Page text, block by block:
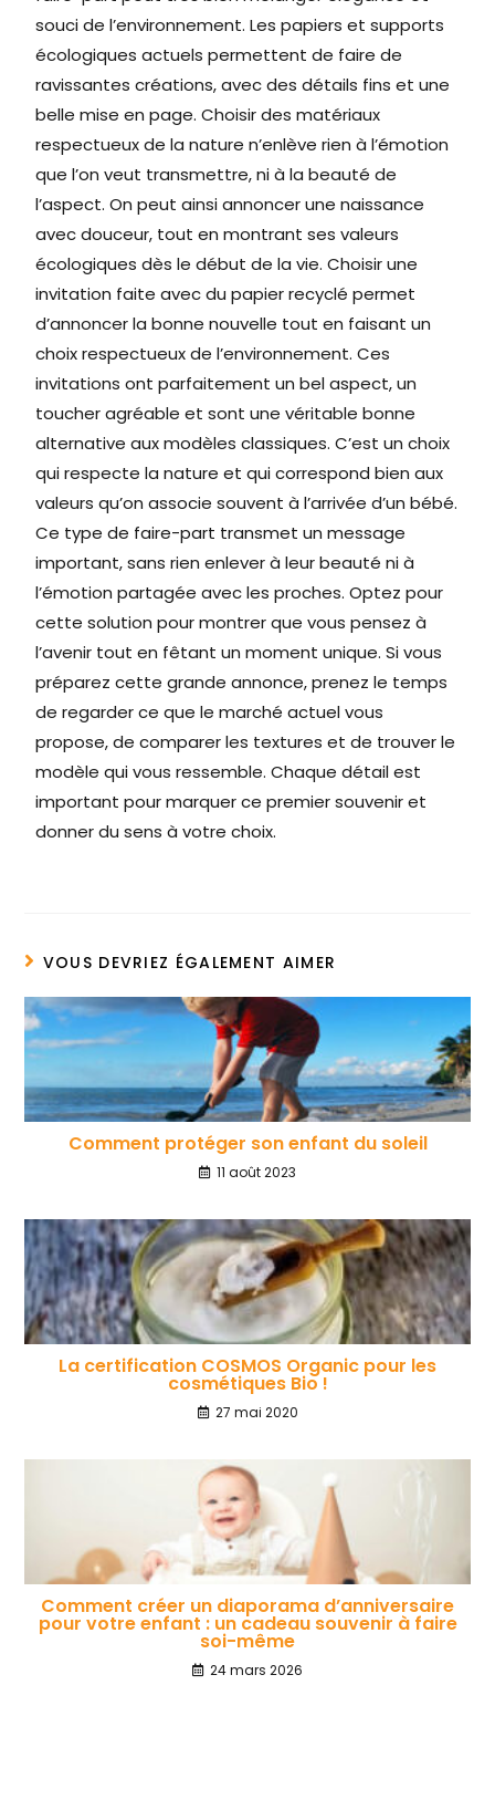
souci de l’environnement. Les papiers et supports
écologiques actuels permettent de faire de
ravissantes créations, avec des détails fins et une
belle mise en page. Choisir des matériaux
respectueux de la nature n’enlève rien à l’émotion
que l’on veut transmettre, ni à la beauté de
l’aspect. On peut ainsi annoncer une naissance
avec douceur, tout en montrant ses valeurs
écologiques dès le début de la vie. Choisir une
invitation faite avec du papier recyclé permet
d’annoncer la bonne nouvelle tout en faisant un
choix respectueux de l’environnement. Ces
invitations ont parfaitement un bel aspect, un
toucher agréable et sont une véritable bonne
alternative aux modèles classiques. C’est un choix
qui respecte la nature et qui correspond bien aux
valeurs qu’on associe souvent à l’arrivée d’un bébé.
Ce type de faire-part transmet un message
important, sans rien enlever à leur beauté ni à
l’émotion partagée avec les proches. Optez pour
cette solution pour montrer que vous pensez à
l’avenir tout en fêtant un moment unique. Si vous
préparez cette grande annonce, prenez le temps
de regarder ce que le marché actuel vous
propose, de comparer les textures et de trouver le
modèle qui vous ressemble. Chaque détail est
important pour marquer ce premier souvenir et
donner du sens à votre choix.
VOUS DEVRIEZ ÉGALEMENT AIMER
Comment protéger son enfant du soleil
11 août 2023
La certification COSMOS Organic pour les
cosmétiques Bio !
27 mai 2020
Comment créer un diaporama d’anniversaire
pour votre enfant : un cadeau souvenir à faire
soi-même
24 mars 2026